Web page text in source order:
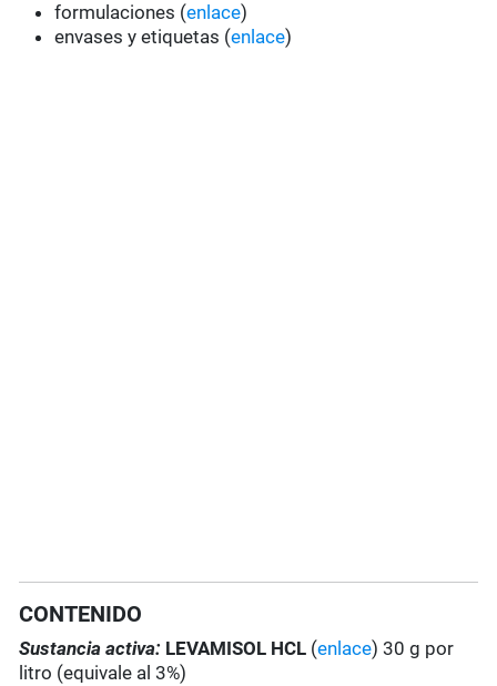
formulaciones (enlace)
envases y etiquetas (enlace)
CONTENIDO
Sustancia activa: LEVAMISOL HCL (enlace) 30 g por
litro (equivale al 3%)